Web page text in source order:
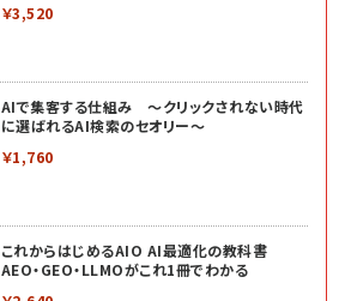
￥3,520
AIで集客する仕組み ～クリックされない時代
に選ばれるAI検索のセオリー～
￥1,760
これからはじめるAIO AI最適化の教科書
AEO・GEO・LLMOがこれ1冊でわかる